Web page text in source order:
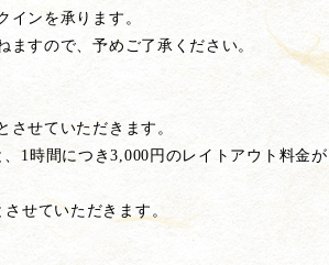
インを承ります。
すので、予めご了承ください。
させていただきます。
1時間につき3,000円のレイトアウト料金
せていただきます。